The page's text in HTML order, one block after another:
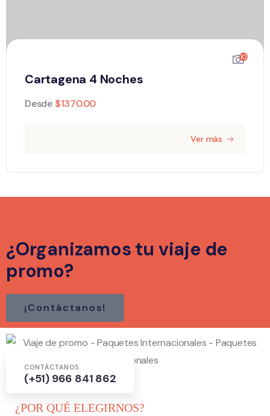
10
Cartagena 4 Noches
Desde $1370.00
Ver más
¿Organizamos tu viaje de
promo?
¡Contáctanos!
CONTÁCTANOS
(+51) 966 841 862
¿POR QUÉ ELEGIRNOS?